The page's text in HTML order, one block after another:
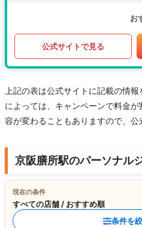
お
公式サイトで見る
上記の表は公式サイトに記載の情
によっては、キャンペーンで料金
容が変わることもありますので、公
京阪膳所駅のパーソナル
現在の条件
すべての店舗 / おすすめ順
条件を